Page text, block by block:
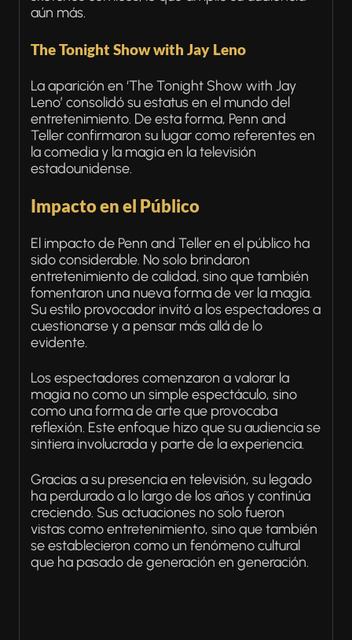
aún más.
The Tonight Show with Jay Leno
La aparición en ‘The Tonight Show with Jay
Leno’ consolidó su estatus en el mundo del
entretenimiento. De esta forma, Penn and
Teller confirmaron su lugar como referentes en
la comedia y la magia en la televisión
estadounidense.
Impacto en el Público
El impacto de Penn and Teller en el público ha
sido considerable. No solo brindaron
entretenimiento de calidad, sino que también
fomentaron una nueva forma de ver la magia.
Su estilo provocador invitó a los espectadores a
cuestionarse y a pensar más allá de lo
evidente.
Los espectadores comenzaron a valorar la
magia no como un simple espectáculo, sino
como una forma de arte que provocaba
reflexión. Este enfoque hizo que su audiencia se
sintiera involucrada y parte de la experiencia.
Gracias a su presencia en televisión, su legado
ha perdurado a lo largo de los años y continúa
creciendo. Sus actuaciones no solo fueron
vistas como entretenimiento, sino que también
se establecieron como un fenómeno cultural
que ha pasado de generación en generación.